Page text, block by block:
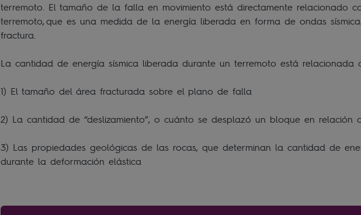
terremoto. El tamaño de la falla en movimiento está directamente relacionado
terremoto, que es una medida de la energía liberada en forma de ondas
fractura.
La cantidad de energía sísmica liberada durante un terremoto está
1) El tamaño del área fracturada sobre el plano de falla
2) La cantidad de “deslizamiento”, o cuánto se desplazó un bloque en
3) Las propiedades geológicas de las rocas, que determinan la cantidad de
durante la deformación elástica